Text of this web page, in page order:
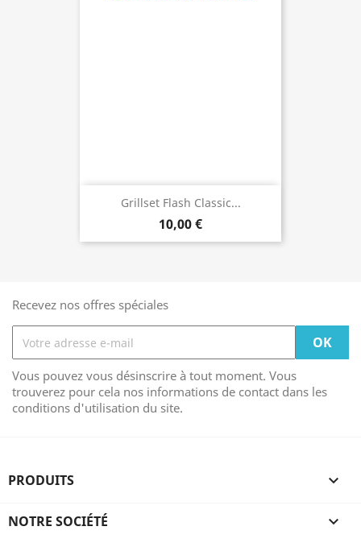
Grillset Flash Classic...
10,00 €
Recevez nos offres spéciales
Vous pouvez vous désinscrire à tout moment. Vous
trouverez pour cela nos informations de contact dans les
conditions d'utilisation du site.
PRODUITS 
NOTRE SOCIÉTÉ 